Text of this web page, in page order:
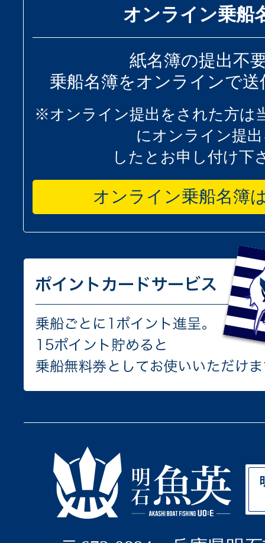
オンライン乗船
紙名簿の提出不
乗船名簿をオンラインで
※オンライン提出をされた方は
にオンライン提
したとお申し付け下
オンライン乗船名簿